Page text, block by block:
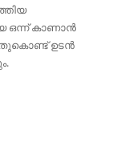
കാണാൻ
ഉടൻ